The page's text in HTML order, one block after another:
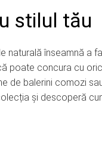
stilul tău
naturală înseamnă a
poate concura cu
de balerini comozi
și descoperă